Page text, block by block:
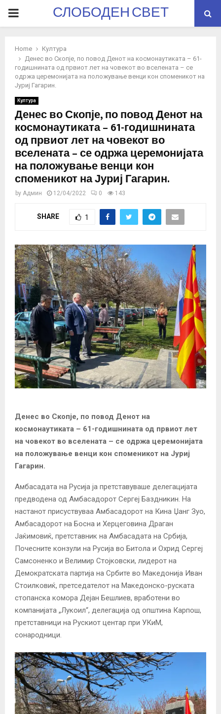
PRIMARYСЛОБОДЕН СВЕТ
Home
Култура
Денес во Скопје, по повод Денот на космонаутиката – 61-
годишнината од првиот лет на човекот во вселената – се
одржа церемонијата на положување венци кон споменикот на
Јуриј Гагарин.
Култура
Денес во Скопје, по повод Денот на
космонаутиката – 61-годишнината
од првиот лет на човекот во
вселената – се одржа церемонијата
на положување венци кон
споменикот на Јуриј Гагарин.
by Админ 12/04/2022 0 143
SHARE 1
Денес во Скопје, по повод Денот на
космонаутиката – 61-годишнината од првиот лет
на човекот во вселената – се одржа церемонијата
на положување венци кон споменикот на Јуриј
Гагарин.
Амбасадата на Русија ја претставуваше делегацијата
предводена од Амбасадорот Сергеј Баздникин. На
настанот присуствуваа Амбасадорот на Кина Џанг Зуо,
Амбасадорот на Босна и Херцеговина Драган
Јаќимовиќ, претставник на Амбасадата на Србија,
Почесните конзули на Русија во Битола и Охрид Сергеј
Самсоненко и Велимир Стојковски, лидерот на
Демократската партија на Србите во Македонија Иван
Стоилковиќ, претседателот на Македонско-руската
стопанска комора Дејан Бешлиев, вработени во
компанијата „Лукоил“, делегација од општина Карпош,
претставници на Рускиот центар при УКиМ,
сонародници.